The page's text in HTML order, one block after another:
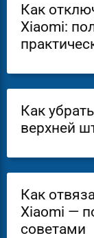
Как
Xiaomi:
Как
верхней
Как
Xiaomi —
советами